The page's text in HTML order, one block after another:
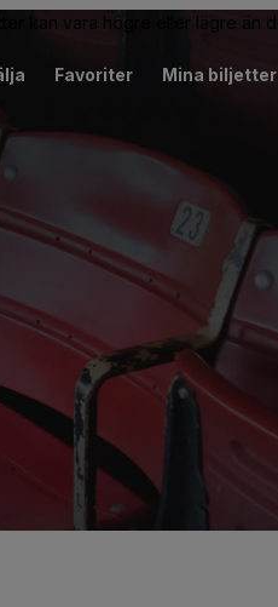
kan vara högre eller lägre än
Favoriter Mina biljetter